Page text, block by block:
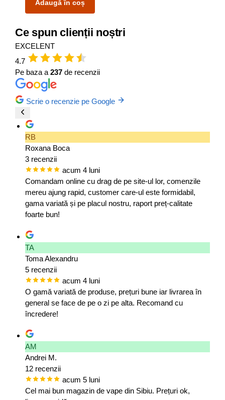
Adaugă în coș
Ce spun clienții noștri
EXCELENT
4.7
Pe baza a237 de recenzii
Scrie o recenzie pe Google
RB
Roxana Boca
3 recenzii
acum 4 luni
Comandam online cu drag de pe site-ul lor, comenzile
mereu ajung rapid, customer care-ul este formidabil,
gama variată și pe placul nostru, raport preț-calitate
foarte bun!
TA
Toma Alexandru
5 recenzii
acum 4 luni
O gamă variată de produse, prețuri bune iar livrarea în
general se face de pe o zi pe alta. Recomand cu
încredere!
AM
Andrei M.
12 recenzii
acum 5 luni
Cel mai bun magazin de vape din Sibiu. Prețuri ok,